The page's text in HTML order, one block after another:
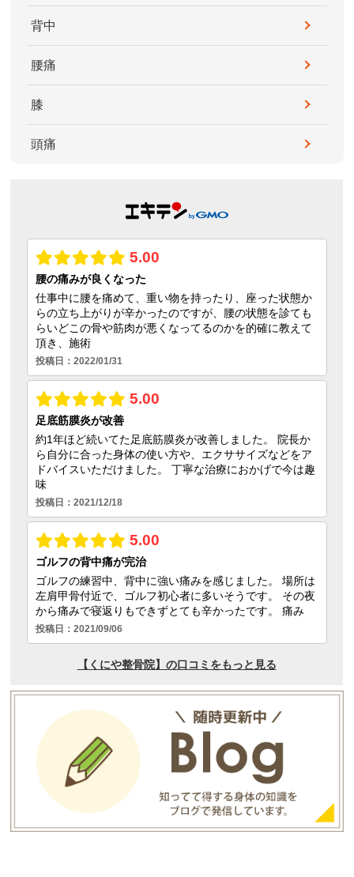
背中
腰痛
膝
頭痛